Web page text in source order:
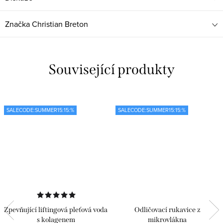
ZnačkaChristian Breton
Související produkty
SALECODE:SUMMER15:15:%
Zpevňující liftingová pleťová voda
s kolagenem
SALECODE:SUMMER15:15:%
Odličovací rukavice z
mikrovlákna